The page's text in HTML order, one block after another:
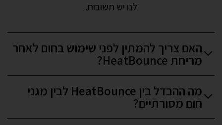
לנו יש תשובות.
האם צריך להמתין לפני שימוש בחום לאחר
מריחת HeatBounce?
מה ההבדל בין HeatBounce לבין מגני
חום מסורתיים?